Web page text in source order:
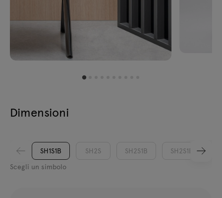
Dimensioni
SH1S1B SH2S SH2S1B SH2S1B2
Scegli un simbolo